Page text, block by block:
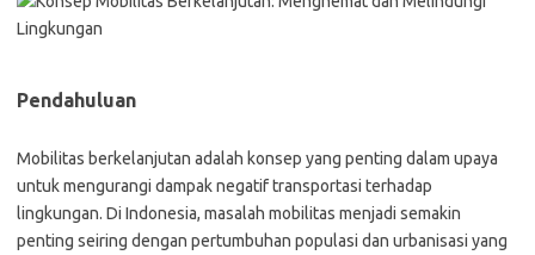
Pendahuluan
Mobilitas berkelanjutan adalah konsep yang penting dalam upaya
untuk mengurangi dampak negatif transportasi terhadap
lingkungan. Di Indonesia, masalah mobilitas menjadi semakin
penting seiring dengan pertumbuhan populasi dan urbanisasi yang